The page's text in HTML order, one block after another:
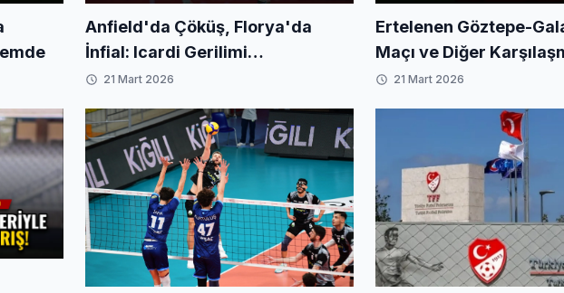
Anfield'da Çöküş, Florya'da
İnfial: Icardi Gerilimi
Galatasaray'ı Sallıyor!
21 Mart 2026
Ertelenen Göztepe-
Maçı ve Diğer
Yeni Tarihleri Açıklandı!
21 Mart 2026